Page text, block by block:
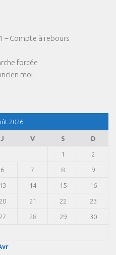
– Compte à rebours
forcée
moi
2026
J V S D
1 2
6 7 8 9
13 14 15 16
20 21 22 23
27 28 29 30